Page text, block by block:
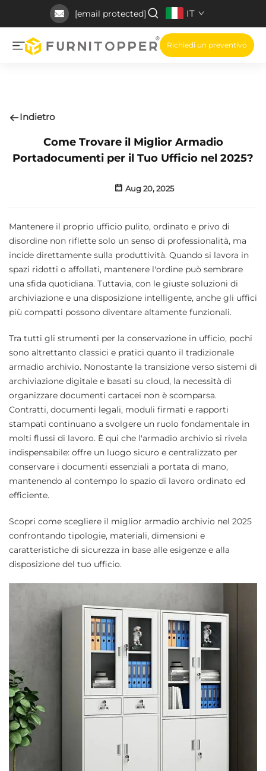
[email protected] IT
Richiedi un preventivo
Indietro
Come Trovare il Miglior Armadio
Portadocumenti per il Tuo Ufficio nel 2025?
Aug 20, 2025
Mantenere il proprio ufficio pulito, ordinato e privo di
disordine non riflette solo un senso di professionalità, ma
incide direttamente sulla produttività. Quando si lavora in
spazi ridotti o affollati, mantenere l'ordine può sembrare
una sfida quotidiana. Tuttavia, con le giuste soluzioni di
archiviazione e una disposizione intelligente, anche gli uffici
più compatti possono diventare altamente funzionali.
Tra tutti gli strumenti per la conservazione in ufficio, pochi
sono altrettanto classici e pratici quanto il tradizionale
armadio archivio. Nonostante la transizione verso sistemi di
archiviazione digitale e basati su cloud, la necessità di
organizzare documenti cartacei non è scomparsa.
Contratti, documenti legali, moduli firmati e rapporti
stampati continuano a svolgere un ruolo fondamentale in
molti flussi di lavoro. È qui che l'armadio archivio si rivela
indispensabile: offre un luogo sicuro e centralizzato per
conservare i documenti essenziali a portata di mano,
mantenendo al contempo lo spazio di lavoro ordinato ed
efficiente.
Scopri come scegliere il miglior armadio archivio nel 2025
confrontando tipologie, materiali, dimensioni e
caratteristiche di sicurezza in base alle esigenze e alla
disposizione del tuo ufficio.